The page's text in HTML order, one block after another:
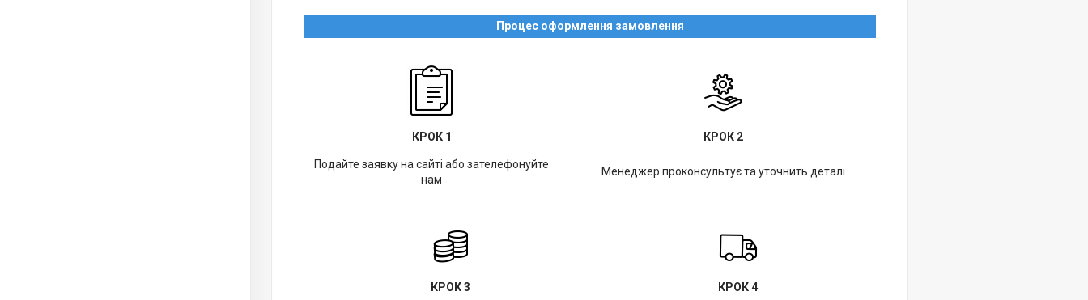
Процес оформлення замовлення
КРОК 1 КРОК 2
Подайте заявку на сайті або зателефонуйте
нам
Менеджер проконсультує та уточнить деталі
КРОК 3
КРОК 4